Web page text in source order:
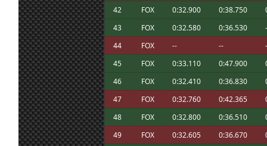
6 jul. 20:18 System01.54
Tambien no estoy en la carrera, tengo
pausa con las carreras, los ultimos dias
agobiado por problemas en la vida
6 jul. 19:58
tangovalens
@Ikarus, no te preocupes 👍
6 jul. 19:54
6 jul. 19:51 Furribmw
correr disculpen 👌👍
6 jul. 19:43
System01.54
Cruzo los dedos para que todo mejore
6 jul. 19:35
Ikarus
Buenas noches, se me ha olvidado
hacer os lo agradezco
6 jul. 19:19
tangovalens
Que no sea nada, Marcos
42
FOX 0:32.900 0:38.750
43
FOX 0:32.580 0:36.530
44
FOX -- --
45
FOX 0:33.110 0:47.900
46
FOX 0:32.410 0:36.830
47
FOX 0:32.760 0:42.365
48
FOX 0:32.800 0:36.510
49
FOX 0:32.605 0:36.670